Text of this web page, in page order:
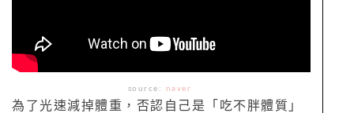
source: naver
為了光速減掉體重，否認自己是「吃不胖體質」